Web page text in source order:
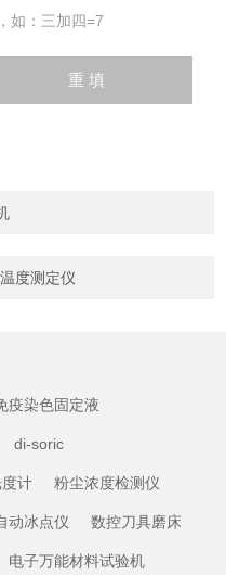
如：三加四=7
度测定仪
疫染色固定液
di-soric
计 粉尘浓度检测仪
动冰点仪 数控刀具磨床
电子万能材料试验机